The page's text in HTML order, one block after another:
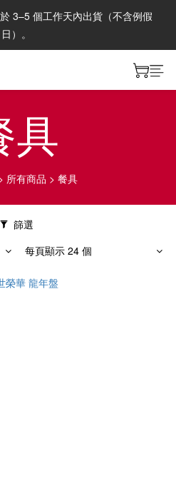
3–5 個工作天內出貨（不含例假
日）。
具
所有商品 > 餐具
篩選
每頁顯示 24 個